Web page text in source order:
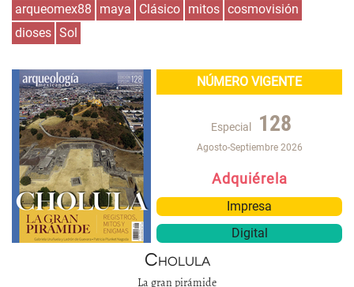
arqueomex88 maya Clásico mitos cosmovisión
dioses Sol
NÚMERO VIGENTE
Especial 128
Agosto-Septiembre 2026
Adquiérela
Impresa
Digital
Cholula
La gran pirámide